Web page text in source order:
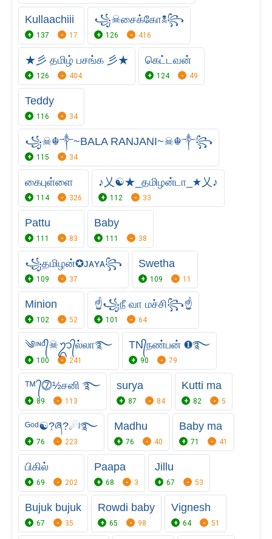
Kullaachiii
137 17
꧁☠︎சைக்கோ☠︎꧂
126 416
★彡 தமிழ் பசங்க 彡★
126 404
கெட்டவன்
124 49
Teddy
116 34
꧁☠︎☬༒~BALA RANJANI~☠︎☬༒꧂
115 34
கைபுள்ளை
114 326
♪乂☯★_தமிழன்டா_★乂♪
112 33
Pattu
111 83
Baby
111 38
꧁தமிழன்✪ᴊᴀʏᴀ꧂
109 37
Swetha
109 11
Minion
102 52
☝꧁நீ வா மச்சி꧂☝
101 64
༄ᶦᶰᵈ᭄☠︎ᬊ᭄ல்லா࿐
100 241
TN᭄நண்பன் ❶࿐
90 79
ᵀᴹ ᭄⓻½சனி ࿐
89 113
surya
87 84
Kutti ma
82 5
ᴳᵒᵈ☯?ཞ?☄ʲ࿐
76 223
Madhu
76 40
Baby ma
71 41
பிகில்
69 202
Paapa
68 3
Jillu
67 53
Bujuk bujuk
67 35
Rowdi baby
65 98
Vignesh
64 51